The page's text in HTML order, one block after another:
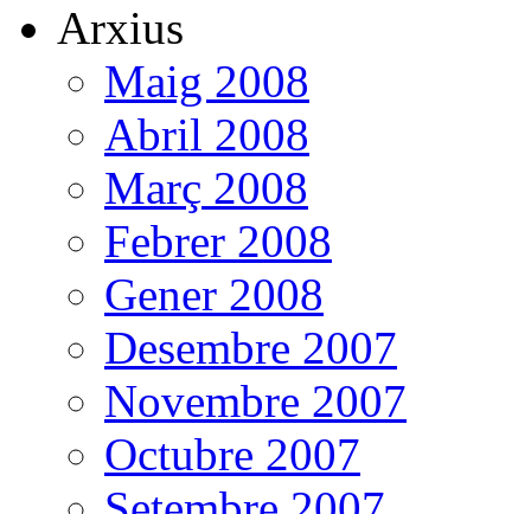
Arxius
Maig 2008
Abril 2008
Març 2008
Febrer 2008
Gener 2008
Desembre 2007
Novembre 2007
Octubre 2007